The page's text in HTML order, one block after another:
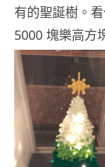
有的聖誕樹。
5000 塊樂高方